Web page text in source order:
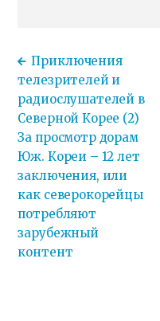
Приключения
телезрителей и
радиослушателей в
Северной Корее (2)
За просмотр дорам
Юж. Кореи – 12 лет
заключения, или
как северокорейцы
потребляют
зарубежный
контент